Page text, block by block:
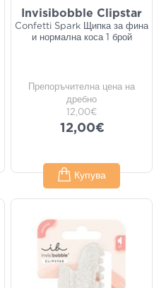
Invisibobble Clipstar
Confetti Spark Щипка за фина
и нормална коса 1 брой
Препоръчителна цена на
дребно
12,00€
12,00€
Купува